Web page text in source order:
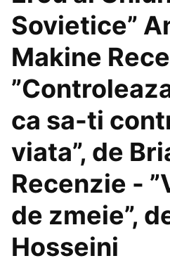
Sovietice”
Makine
ca sa-ti
viata”, de
Recenzie -
de zmeie”,
Hosseini